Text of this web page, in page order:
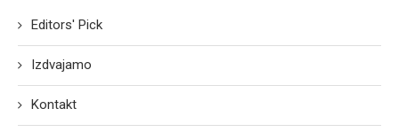
Editors' Pick
Izdvajamo
Kontakt